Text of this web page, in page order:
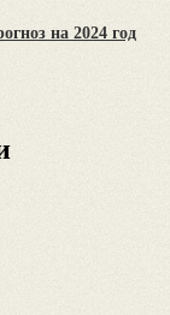
на 2024 год